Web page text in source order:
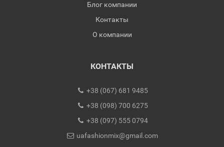
Блог компании
Контакты
О компании
КОНТАКТЫ
+38 (067) 681 9485
+38 (098) 700 6275
+38 (097) 555 0794
uafashionmix@gmail.com